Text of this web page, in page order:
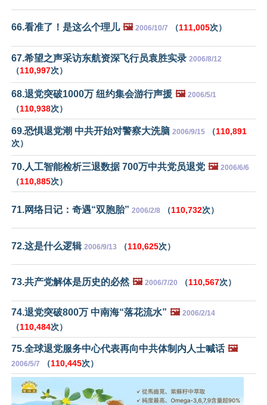
66.看准了！是这么个理儿 🖼️ 2006/10/7 （111,005次）
67.希望之声采访东航资深飞行员袁胜实录 2006/8/12
（110,997次）
68.退党突破1000万 纽约集会游行声援 🖼️ 2006/5/1
（110,938次）
69.恐惧退党潮 中共开始对警察大洗脑 2006/9/15 （110,891
次）
70.人工智能检析三退数据 700万中共党员退党 🖼️ 2006/6/6
（110,885次）
71.网络日记：奇遇“双胞胎” 2006/2/8 （110,732次）
72.这是什么逻辑 2006/9/13 （110,625次）
73.共产党解体是历史的必然 🖼️ 2006/7/20 （110,567次）
74.退党突破800万 中南海“落花流水” 🖼️ 2006/2/14
（110,484次）
75.全球退党服务中心代表再向中共体制内人士喊话 🖼️
2006/5/7 （110,445次）